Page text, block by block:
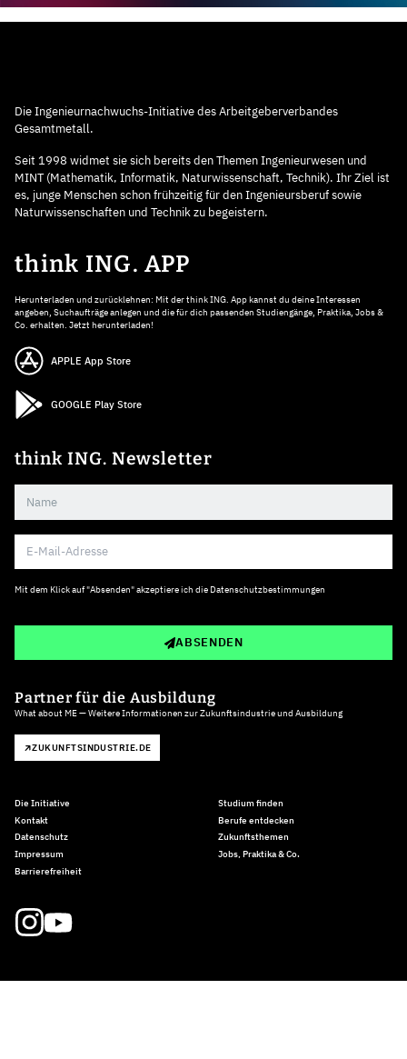
Die Ingenieurnachwuchs-Initiative des Arbeitgeberverbandes
Gesamtmetall.
Seit 1998 widmet sie sich bereits den Themen Ingenieurwesen und
MINT (Mathematik, Informatik, Naturwissenschaft, Technik). Ihr Ziel ist
es, junge Menschen schon frühzeitig für den Ingenieursberuf sowie
Naturwissenschaften und Technik zu begeistern.
think ING. APP
Herunterladen und zurücklehnen: Mit der think ING. App kannst du deine Interessen
angeben, Suchaufträge anlegen und die für dich passenden Studiengänge, Praktika, Jobs &
Co. erhalten. Jetzt herunterladen!
APPLE App Store
GOOGLE Play Store
think ING. Newsletter
Mit dem Klick auf "Absenden" akzeptiere ich die Datenschutzbestimmungen
ABSENDEN
Partner für die Ausbildung
What about ME — Weitere Informationen zur Zukunftsindustrie und Ausbildung
ZUKUNFTSINDUSTRIE.DE
Die Initiative
Kontakt
Datenschutz
Impressum
Barrierefreiheit
Studium finden
Berufe entdecken
Zukunftsthemen
Jobs, Praktika & Co.